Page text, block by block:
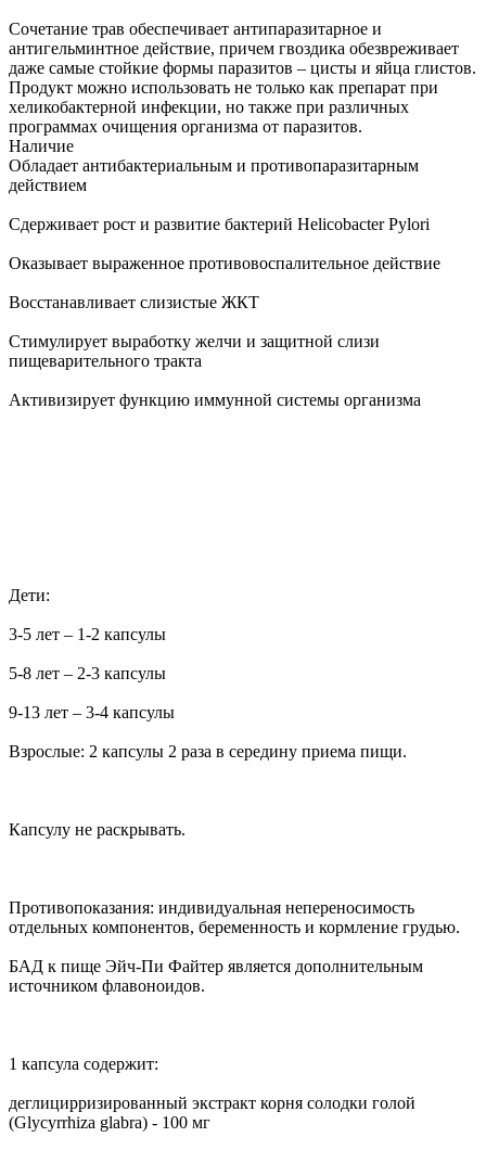
Сочетание трав обеспечивает антипаразитарное и
антигельминтное действие, причем гвоздика обезвреживает
даже самые стойкие формы паразитов – цисты и яйца глистов.
Продукт можно использовать не только как препарат при
хеликобактерной инфекции, но также при различных
программах очищения организма от паразитов.
Наличие
Обладает антибактериальным и противопаразитарным
действием
Сдерживает рост и развитие бактерий Нelicobacter Pylori
Оказывает выраженное противовоспалительное действие
Восстанавливает слизистые ЖКТ
Стимулирует выработку желчи и защитной слизи
пищеварительного тракта
Активизирует функцию иммунной системы организма
Дети:
3-5 лет – 1-2 капсулы
5-8 лет – 2-3 капсулы
9-13 лет – 3-4 капсулы
Взрослые: 2 капсулы 2 раза в середину приема пищи.
Капсулу не раскрывать.
Противопоказания: индивидуальная непереносимость
отдельных компонентов, беременность и кормление грудью.
БАД к пище Эйч-Пи Файтер является дополнительным
источником флавоноидов.
1 капсула содержит:
деглицирризированный экстракт корня солодки голой
(Glycyrrhiza glabra) - 100 мг